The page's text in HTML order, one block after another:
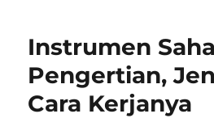
Instrumen
Pengertian,
Cara Kerjanya